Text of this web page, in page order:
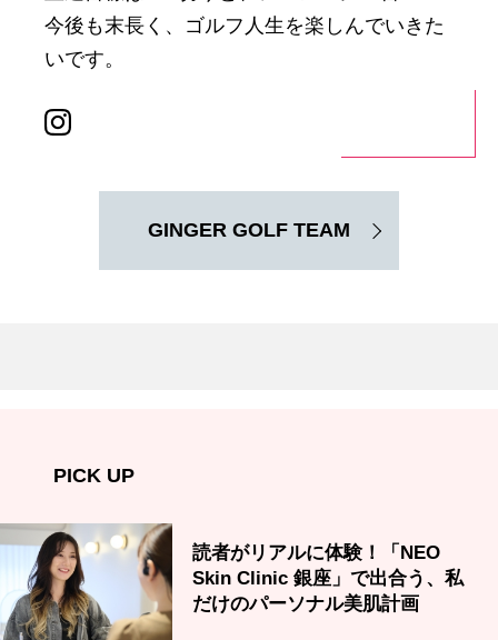
今後も末長く、ゴルフ人生を楽しんでいきた
いです。
GINGER GOLF TEAM
PICK UP
読者がリアルに体験！「NEO
Skin Clinic 銀座」で出合う、私
だけのパーソナル美肌計画